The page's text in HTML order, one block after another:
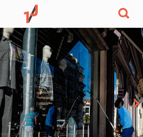
photo
par
jour